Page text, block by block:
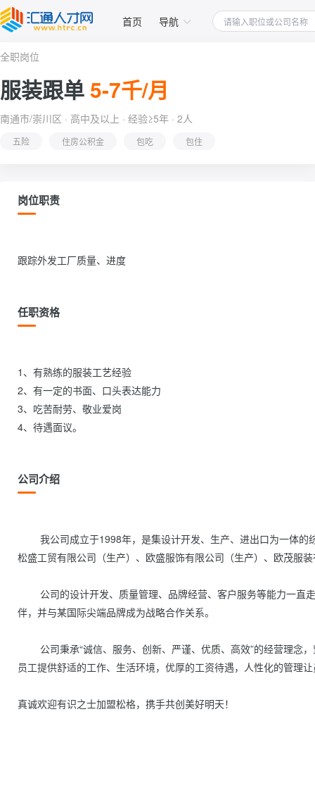
首页 导航
全职岗位
服装跟单5-7千/月
南通市/崇川区 · 高中及以上 · 经验≥5年 · 2人
五险 住房公积金 包吃 包住
岗位职责
跟踪外发工厂质量、进度
任职资格
1、有熟练的服装工艺经验
2、有一定的书面、口头表达能力
3、吃苦耐劳、敬业爱岗
4、待遇面议。
公司介绍
松盛工贸有限公司（生产）、欧盛服饰有限公司（生产）、欧茂服
伴，并与某国际尖端品牌成为战略合作关系。
员工提供舒适的工作、生活环境，优厚的工资待遇，人性化的管理
真诚欢迎有识之士加盟松格，携手共创美好明天！